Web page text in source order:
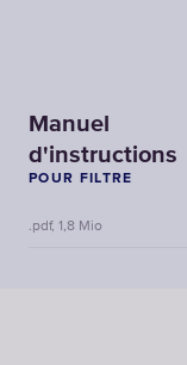
Manuel
d'instructions
POUR FILTRE
.pdf, 1,8 Mio